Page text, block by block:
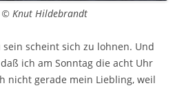
© Knut Hildebrandt
scheint sich zu lohnen. Und
ich am Sonntag die acht Uhr
nicht gerade mein Liebling, weil